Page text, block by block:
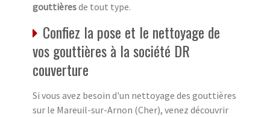
gouttièresde tout type.
Confiez la pose et le nettoyage de
vos gouttières à la société DR
couverture
Si vous avez besoin d'un nettoyage des gouttières
sur le Mareuil-sur-Arnon (Cher), venez découvrir